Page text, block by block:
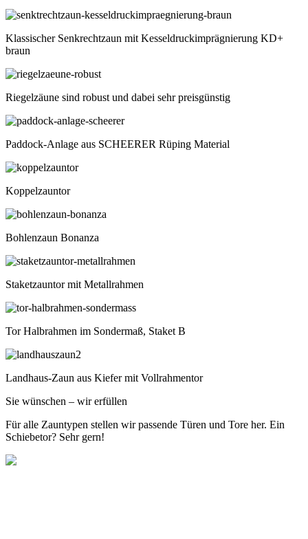
Klassischer Senkrechtzaun mit Kesseldruckimprägnierung KD+
braun
Riegelzäune sind robust und dabei sehr preisgünstig
Paddock-Anlage aus SCHEERER Rüping Material
Koppelzauntor
Bohlenzaun Bonanza
Staketzauntor mit Metallrahmen
Tor Halbrahmen im Sondermaß, Staket B
Landhaus-Zaun aus Kiefer mit Vollrahmentor
Sie wünschen – wir erfüllen
Für alle Zauntypen stellen wir passende Türen und Tore her. Ein
Schiebetor? Sehr gern!